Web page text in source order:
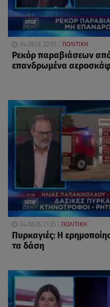
04.08.26, 22:05 ΠΟΛΙΤΙΚΗ
Ρεκόρ παραβιάσεων
επανδρωμένα
04.08.26, 21:35 ΠΟΛΙΤΙΚΗ
Πυρκαγιές: Η
τα δάση